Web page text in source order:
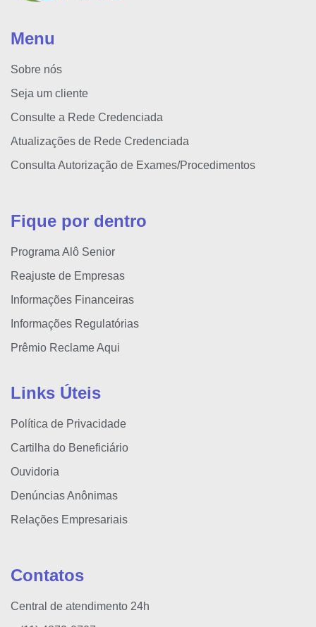
Menu
Sobre nós
Seja um cliente
Consulte a Rede Credenciada
Atualizações de Rede Credenciada
Consulta Autorização de Exames/Procedimentos
Fique por dentro
Programa Alô Senior
Reajuste de Empresas
Informações Financeiras
Informações Regulatórias
Prêmio Reclame Aqui
Links Úteis
Política de Privacidade
Cartilha do Beneficiário
Ouvidoria
Denúncias Anônimas
Relações Empresariais
Contatos
Central de atendimento 24h